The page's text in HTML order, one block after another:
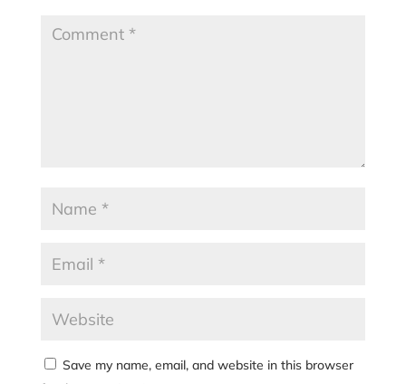
Save my name, email, and website in this browser